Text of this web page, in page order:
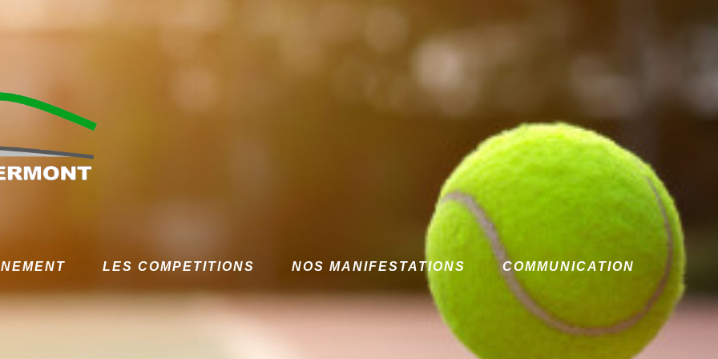
LES COMPETITIONS NOS MANIFESTATIONS COMMUNICATION